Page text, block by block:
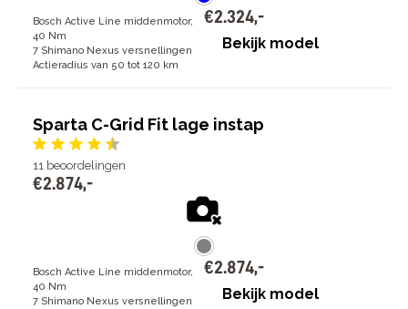
Bosch Active Line middenmotor,
40 Nm
7 Shimano Nexus versnellingen
Actieradius van 50 tot 120 km
€2.324,-
Bekijk model
Sparta C-Grid Fit lage instap
11 beoordelingen
€2.874,-
Bosch Active Line middenmotor,
40 Nm
7 Shimano Nexus versnellingen
€2.874,-
Bekijk model